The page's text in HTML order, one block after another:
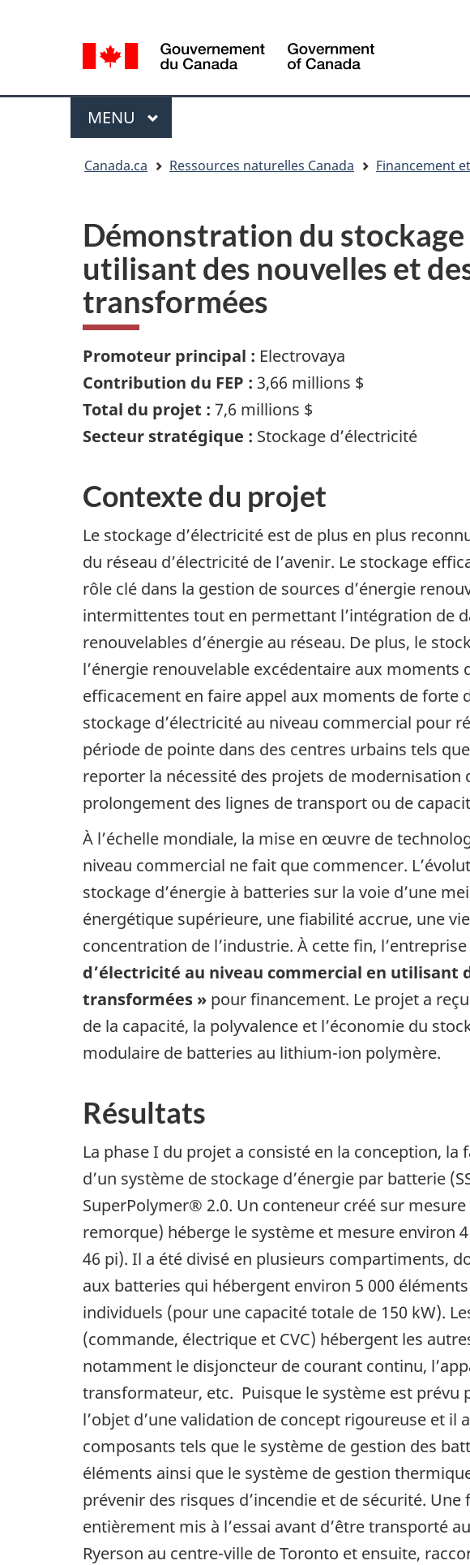
de
la
langue
selection
Menu
MENU PRINCIPAL
Canada.ca Ressources naturelles Canada Financement
Démonstration du
utilisant des nouvelles et
transformées
Promoteur principal : Electrovaya
Contribution du FEP : 3,66 millions $
Total du projet : 7,6 millions $
Secteur stratégique : Stockage d’électricité
Contexte du projet
Le stockage d’électricité est de plus en plus
du réseau d’électricité de l’avenir. Le stockage
rôle clé dans la gestion de sources d’énergie
intermittentes tout en permettant l’intégration de
renouvelables d’énergie au réseau. De plus, le
l’énergie renouvelable excédentaire aux moments
efficacement en faire appel aux moments de forte
stockage d’électricité au niveau commercial pour
période de pointe dans des centres urbains tels
reporter la nécessité des projets de modernisation
prolongement des lignes de transport ou de
À l’échelle mondiale, la mise en œuvre de
niveau commercial ne fait que commencer.
stockage d’énergie à batteries sur la voie d’une
énergétique supérieure, une fiabilité accrue, une
concentration de l’industrie. À cette fin,
d’électricité au niveau commercial en
transformées » pour financement. Le projet a reçu
de la capacité, la polyvalence et l’économie du
modulaire de batteries au lithium-ion polymère.
Résultats
La phase I du projet a consisté en la conception, la
d’un système de stockage d’énergie par batterie
SuperPolymer® 2.0. Un conteneur créé sur
remorque) héberge le système et mesure environ
46 pi). Il a été divisé en plusieurs compartiments,
aux batteries qui hébergent environ 5 000
individuels (pour une capacité totale de 150 kW).
(commande, électrique et CVC) hébergent les
notamment le disjoncteur de courant continu,
transformateur, etc. Puisque le système est prévu
l’objet d’une validation de concept rigoureuse et il
composants tels que le système de gestion des
éléments ainsi que le système de gestion
prévenir des risques d’incendie et de sécurité. Une
entièrement mis à l’essai avant d’être transporté
Ryerson au centre-ville de Toronto et ensuite,